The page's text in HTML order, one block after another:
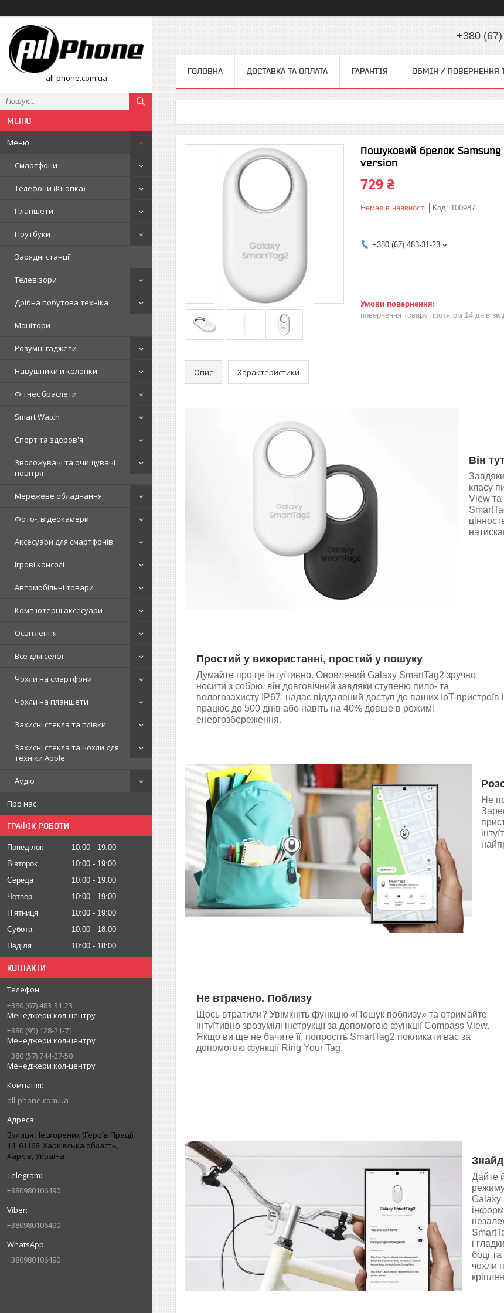
all-phone.com.ua
Меню
Смартфони
Телефони (Кнопка)
Планшети
Ноутбуки
Зарядні станції
Телевізори
Дрібна побутова техніка
Монітори
Розумні гаджети
Навушники и колонки
Фітнес браслети
Smart Watch
Спорт та здоров'я
Зволожувачі та очищувачі
повітря
Мережеве обладнання
Фото-, відеокамери
Аксесуари для смартфонів
Ігрові консолі
Автомобільні товари
Комп'ютерні аксесуари
Освітлення
Все для селфі
Чохли на смартфони
Чохли на планшети
Захисні стекла та плівки
Захисні стекла та чохли для
техніки Apple
Аудіо
Про нас
ГРАФІК РОБОТИ
Понеділок 10:00
19:00
Вівторок
10:00
19:00
Середа
10:00
19:00
Четвер
10:00
19:00
Пʼятниця
10:00
19:00
Субота
10:00
18:00
Неділя
10:00 18:00
КОНТАКТИ
+380 (67) 483-31-23
Менеджери кол-центру
+380 (95) 128-21-71
Менеджери кол-центру
+380 (57) 744-27-50
Менеджери кол-центру
all-phone.com.ua
Вулиця Нескорених (Героїв Праці),
14, 61168, Харківська область,
Харків, Україна
+380980106490
+380980106490
+380980106490
+380
ГОЛОВНА ДОСТАВКА ТА ОПЛАТА ГАРАНТІЯ ОБМІН / ПОВЕРНЕННЯ
Пошуковий брелок
version
729 ₴
Немає в наявності Код: 100987
+380 (67) 483-31-23
повернення товару протягом 14 днів за
Опис Характеристики
Він
класу
View та
Простий у використанні, простий у пошуку
Думайте про це інтуїтивно. Оновлений Galaxy SmartTag2 зручно
носити з собою, він довговічний завдяки ступеню пило- та
вологозахисту IP67, надає віддалений доступ до ваших IoT-пристроїв і
працює до 500 днів або навіть на 40% довше в режимі
енергозбереження.
Не
Не втрачено. Поблизу
Щось втратили? Увімкніть функцію «Пошук поблизу» та отримайте
інтуїтивно зрозумілі інструкції за допомогою функції Compass View.
Якщо ви ще не бачите її, попросіть SmartTag2 покликати вас за
допомогою функції Ring Your Tag.
Дайте
Galaxy
і
боці
чохли